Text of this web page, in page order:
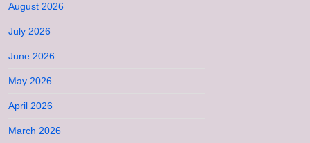
August 2026
July 2026
June 2026
May 2026
April 2026
March 2026